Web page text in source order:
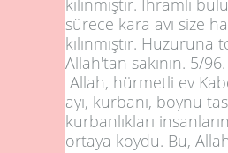
sürece kara avı size
kılınmıştır. Huzuruna
Allah'tan sakının. 5/96.
Allah, hürmetli ev
ayı, kurbanı, boynu
kurbanlıkları
ortaya koydu. Bu,